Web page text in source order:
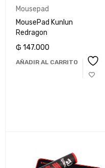
Mousepad
MousePad Kunlun
Redragon
₲ 147.000
AÑADIR AL CARRITO